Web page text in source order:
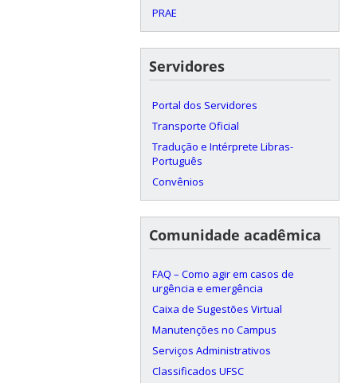
PRAE
Servidores
Portal dos Servidores
Transporte Oficial
Tradução e Intérprete Libras-
Português
Convênios
Comunidade acadêmica
FAQ – Como agir em casos de
urgência e emergência
Caixa de Sugestões Virtual
Manutenções no Campus
Serviços Administrativos
Classificados UFSC